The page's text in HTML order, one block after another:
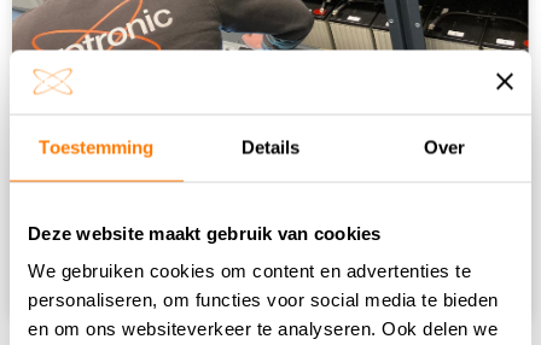
Toestemming Details Over
Deze website maakt gebruik van cookies
We gebruiken cookies om content en advertenties te
personaliseren, om functies voor social media te bieden
en om ons websiteverkeer te analyseren. Ook delen we
Preventieve controle en onderhoud
UPS systemen, voorkomen is beter
Lees meer